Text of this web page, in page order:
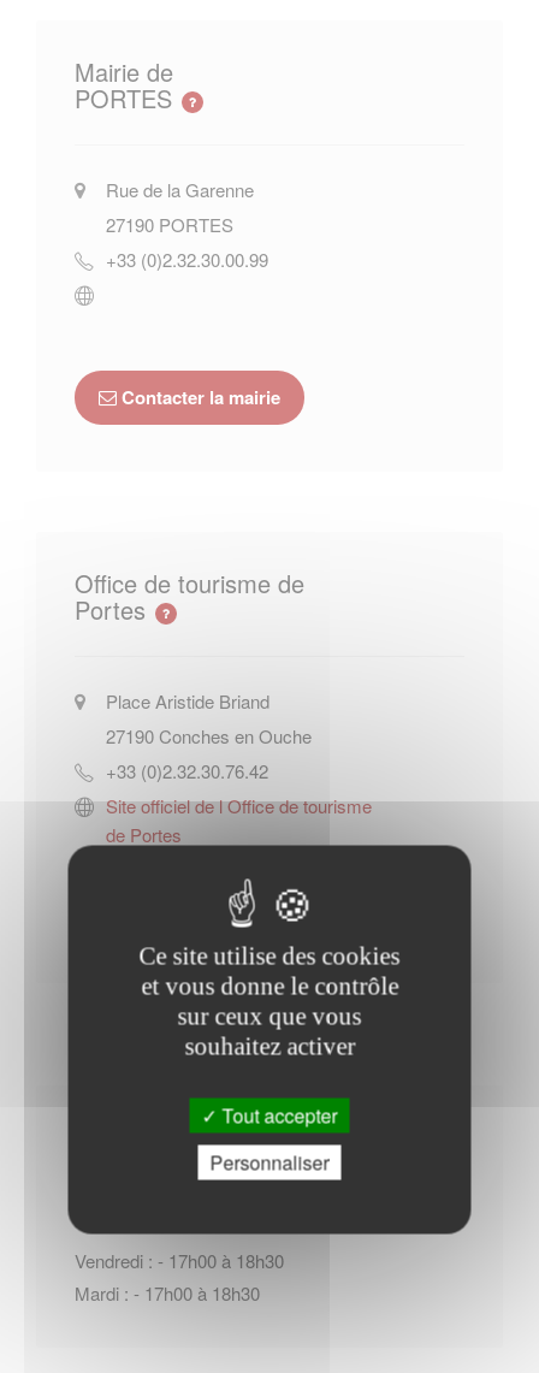
Mairie de
PORTES
Rue de la Garenne
27190 PORTES
+33 (0)2.32.30.00.99
Contacter la mairie
Office de tourisme de
Portes
Place Aristide Briand
27190Conches en Ouche
+33 (0)2.32.30.76.42
Site officiel de l Office de tourisme
de Portes
Contacter l'office de tourisme
Horaires Mairie
Vendredi : - 17h00 à 18h30
Mardi : - 17h00 à 18h30
Ce site utilise des cookies
et vous donne le contrôle
sur ceux que vous
souhaitez activer
Tout accepter
Personnaliser